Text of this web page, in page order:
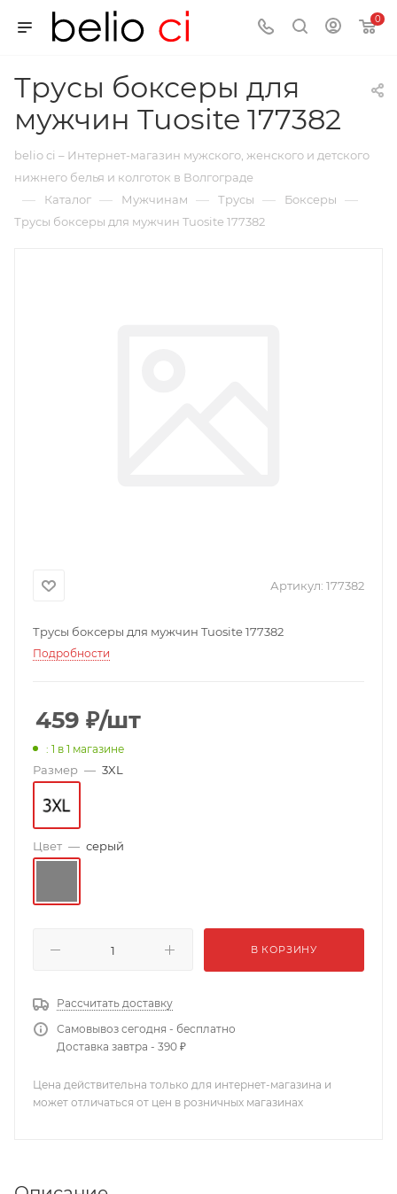
0
Трусы боксеры для
мужчин Tuosite 177382
belio ci – Интернет-магазин мужского, женского и детского
нижнего белья и колготок в Волгограде
— Каталог — Мужчинам — Трусы — Боксеры —
Трусы боксеры для мужчин Tuosite 177382
Артикул: 177382
Трусы боксеры для мужчин Tuosite 177382
Подробности
459 ₽/шт
: 1 в 1 магазине
Размер — 3XL
Цвет — серый
В КОРЗИНУ
Рассчитать доставку
Самовывоз сегодня - бесплатно
Доставка завтра - 390 ₽
Цена действительна только для интернет-магазина и
может отличаться от цен в розничных магазинах